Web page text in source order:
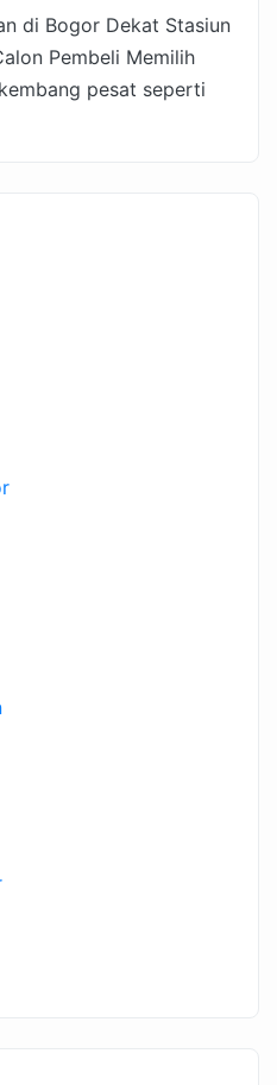
di Bogor Dekat Stasiun
Pembeli Memilih
pesat seperti